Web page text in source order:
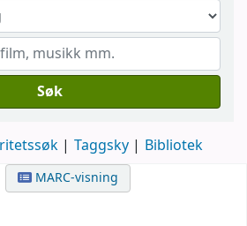
Søk
Taggsky Bibliotek
MARC-visning